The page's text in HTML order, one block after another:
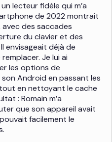
lecteur fidèle qui m’a
de 2022 montrait
des saccades
du clavier et des
envisageait déjà de
Je lui ai
les options de
Android en passant les
en nettoyant le cache
: Romain m’a
que son appareil avait
facilement le